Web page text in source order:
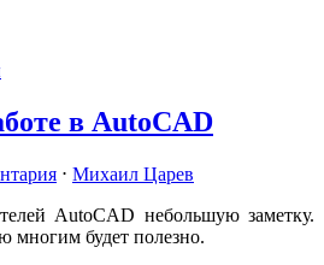
в AutoCAD
⋅ Михаил Царев
AutoCAD небольшую заметку.
многим будет полезно.